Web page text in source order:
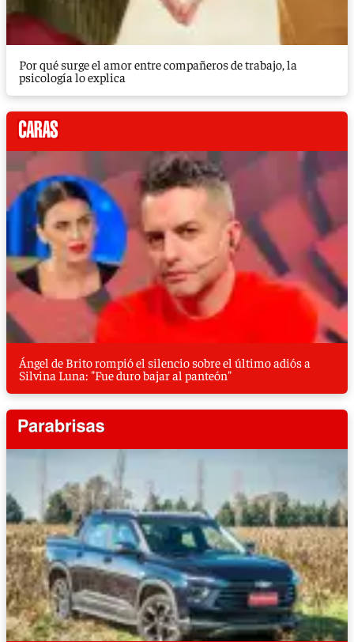
Por qué surge el amor entre compañeros de trabajo, la
psicología lo explica
Ángel de Brito rompió el silencio sobre el último adiós a
Silvina Luna: "Fue duro bajar al panteón"